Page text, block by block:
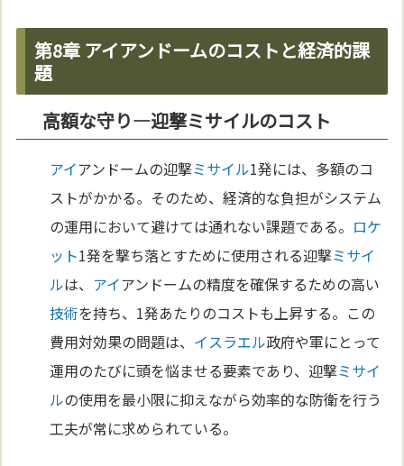
第8章 アイアンドームのコストと経済的課
題
高額な守り―迎撃ミサイルのコスト
アイアンドームの迎撃ミサイル1発には、多額のコ
ストがかかる。そのため、経済的な負担がシステム
の運用において避けては通れない課題である。 ロケ
ット1発を撃ち落とすために使用される迎撃ミサイ
ルは、 アイアンドームの精度を確保するための高い
技術を持ち、1発あたりのコストも上昇する。この
費用対効果の問題は、 イスラエル政府や軍にとって
運用のたびに頭を悩ませる要素であり、迎撃ミサイ
ルの使用を最小限に抑えながら効率的な防衛を行う
工夫が常に求められている。